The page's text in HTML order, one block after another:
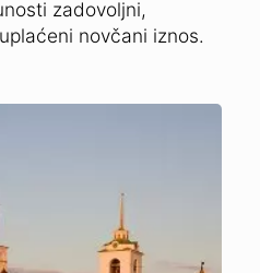
zadovoljni,
novčani iznos.